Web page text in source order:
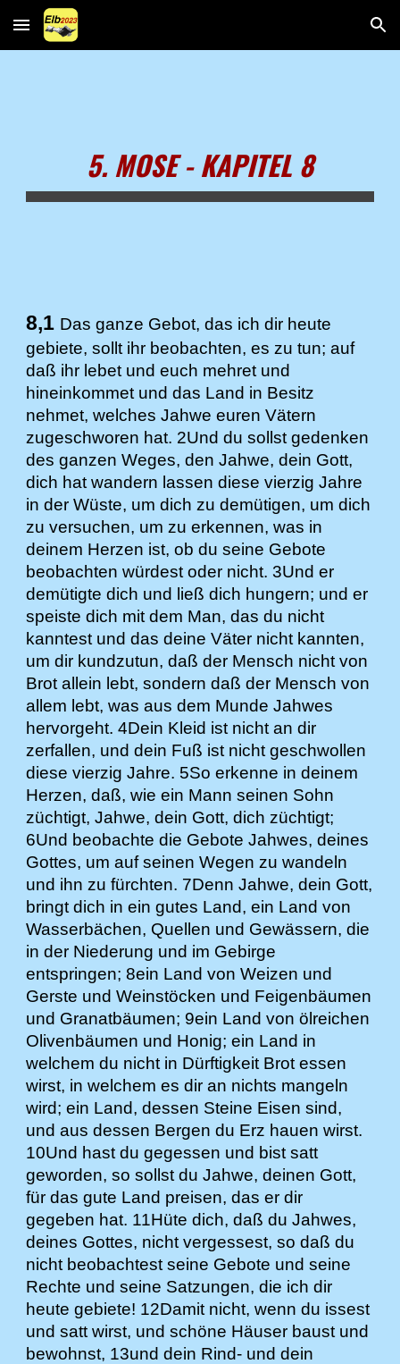
Skip to main content Skip to navigation
5. MOSE - KAPITEL 8
8,1 Das ganze Gebot, das ich dir heute
gebiete, sollt ihr beobachten, es zu tun; auf
daß ihr lebet und euch mehret und
hineinkommet und das Land in Besitz
nehmet, welches Jahwe euren Vätern
zugeschworen hat. 2Und du sollst gedenken
des ganzen Weges, den Jahwe, dein Gott,
dich hat wandern lassen diese vierzig Jahre
in der Wüste, um dich zu demütigen, um dich
zu versuchen, um zu erkennen, was in
deinem Herzen ist, ob du seine Gebote
beobachten würdest oder nicht. 3Und er
demütigte dich und ließ dich hungern; und er
speiste dich mit dem Man, das du nicht
kanntest und das deine Väter nicht kannten,
um dir kundzutun, daß der Mensch nicht von
Brot allein lebt, sondern daß der Mensch von
allem lebt, was aus dem Munde Jahwes
hervorgeht. 4Dein Kleid ist nicht an dir
zerfallen, und dein Fuß ist nicht geschwollen
diese vierzig Jahre. 5So erkenne in deinem
Herzen, daß, wie ein Mann seinen Sohn
züchtigt, Jahwe, dein Gott, dich züchtigt;
6Und beobachte die Gebote Jahwes, deines
Gottes, um auf seinen Wegen zu wandeln
und ihn zu fürchten. 7Denn Jahwe, dein Gott,
bringt dich in ein gutes Land, ein Land von
Wasserbächen, Quellen und Gewässern, die
in der Niederung und im Gebirge
entspringen; 8ein Land von Weizen und
Gerste und Weinstöcken und Feigenbäumen
und Granatbäumen; 9ein Land von ölreichen
Olivenbäumen und Honig; ein Land in
welchem du nicht in Dürftigkeit Brot essen
wirst, in welchem es dir an nichts mangeln
wird; ein Land, dessen Steine Eisen sind,
und aus dessen Bergen du Erz hauen wirst.
10Und hast du gegessen und bist satt
geworden, so sollst du Jahwe, deinen Gott,
für das gute Land preisen, das er dir
gegeben hat. 11Hüte dich, daß du Jahwes,
deines Gottes, nicht vergessest, so daß du
nicht beobachtest seine Gebote und seine
Rechte und seine Satzungen, die ich dir
heute gebiete! 12Damit nicht, wenn du issest
und satt wirst, und schöne Häuser baust und
bewohnst, 13und dein Rind- und dein